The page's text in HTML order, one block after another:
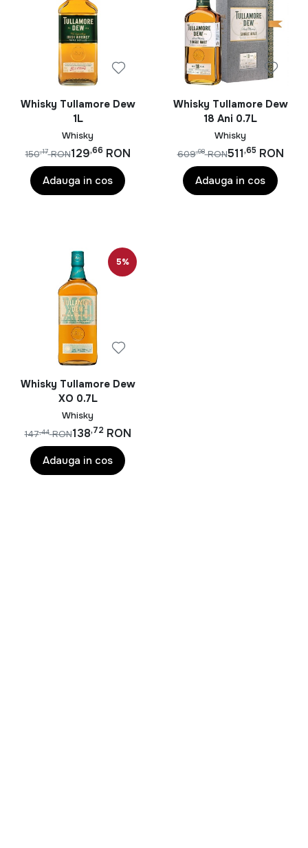
Baileys Irish Cream este băutura perfecta pentru
petrecerile somptuoase, însă poate reprezenta o doza
de răsfăț binemeritat într-o zi de weekend. Mireasma
puternica de cafea învăluită perfect de parfumul intens
de uitat.
Whisky Tullamore Dew
1L
Whisky
129,66 RON
150,17 RON
Adauga in cos
Whisky Tullamore Dew
18 Ani 0.7L
Whisky
511,65 RON
609,98 RON
Adauga in cos
5%
Whisky Tullamore Dew
XO 0.7L
Whisky
138,72 RON
147,44 RON
Adauga in cos